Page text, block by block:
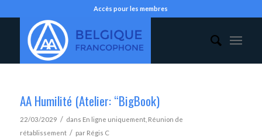
Accès pour les membres
AA Humilité (Atelier: “BigBook)
22/03/2029 / dans En ligne uniquement, Réunion de
rétablissement / par Régis C